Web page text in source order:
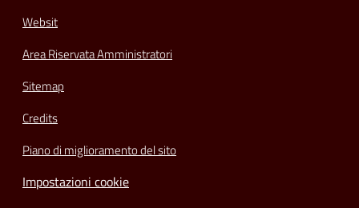
Websit
Area Riservata Amministratori
Sitemap
Credits
Piano di miglioramento del sito
Impostazioni cookie